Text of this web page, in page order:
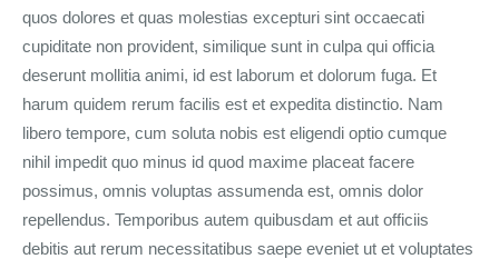
quos dolores et quas molestias excepturi sint occaecati
cupiditate non provident, similique sunt in culpa qui officia
deserunt mollitia animi, id est laborum et dolorum fuga. Et
harum quidem rerum facilis est et expedita distinctio. Nam
libero tempore, cum soluta nobis est eligendi optio cumque
nihil impedit quo minus id quod maxime placeat facere
possimus, omnis voluptas assumenda est, omnis dolor
repellendus. Temporibus autem quibusdam et aut officiis
debitis aut rerum necessitatibus saepe eveniet ut et voluptates